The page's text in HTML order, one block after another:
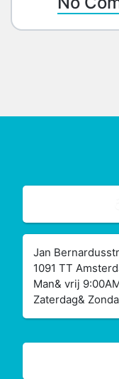
Jan
1091 TT
Man& vrij
Zaterdag&